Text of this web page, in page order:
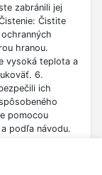
zabránili jej
Čistite
hranou.
vysoká teplota a
6.
ich
pomocou
podľa návodu.
poškodené